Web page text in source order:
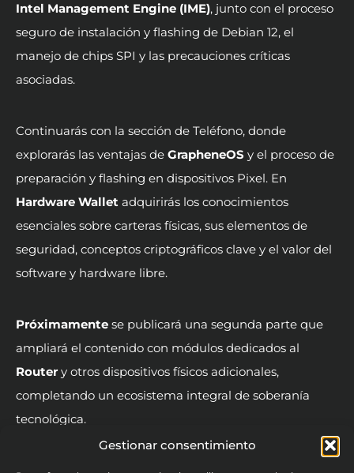
Gestionar consentimiento
Intel Management Engine (IME), junto con el proceso
seguro de instalación y flashing de Debian 12, el
manejo de chips SPI y las precauciones críticas
asociadas.
Continuarás con la sección de Teléfono, donde
explorarás las ventajas de GrapheneOS y el proceso de
preparación y flashing en dispositivos Pixel. En
Hardware Wallet adquirirás los conocimientos
esenciales sobre carteras físicas, sus elementos de
seguridad, conceptos criptográficos clave y el valor del
software y hardware libre.
Próximamente se publicará una segunda parte que
ampliará el contenido con módulos dedicados al
Router y otros dispositivos físicos adicionales,
completando un ecosistema integral de soberanía
tecnológica.